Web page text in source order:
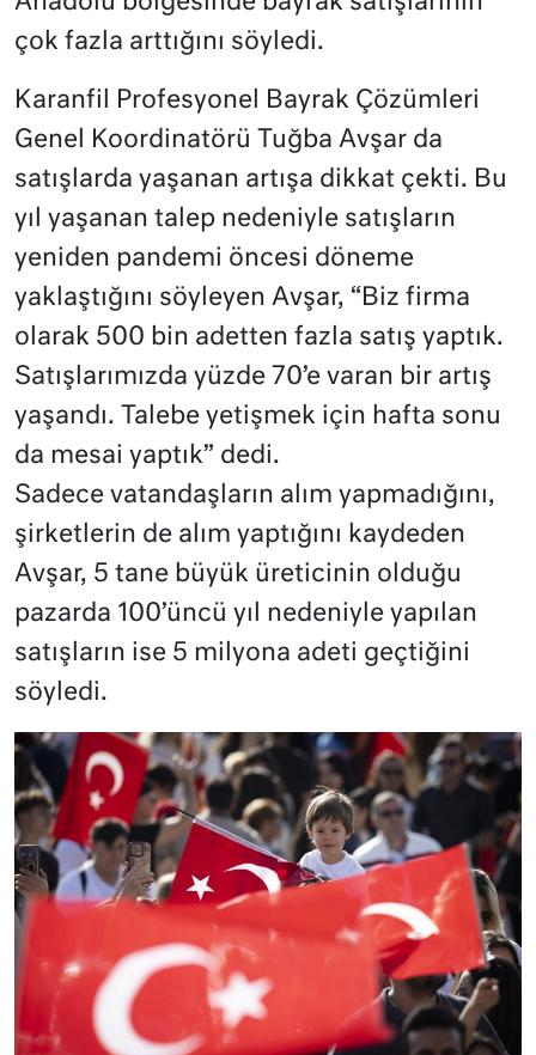
çok fazla arttığını söyledi.
Karanfil Profesyonel Bayrak Çözümleri
Genel Koordinatörü Tuğba Avşar da
satışlarda yaşanan artışa dikkat çekti. Bu
yıl yaşanan talep nedeniyle satışların
yeniden pandemi öncesi döneme
yaklaştığını söyleyen Avşar, “Biz firma
olarak 500 bin adetten fazla satış yaptık.
Satışlarımızda yüzde 70’e varan bir artış
yaşandı. Talebe yetişmek için hafta sonu
da mesai yaptık” dedi.
Sadece vatandaşların alım yapmadığını,
şirketlerin de alım yaptığını kaydeden
Avşar, 5 tane büyük üreticinin olduğu
pazarda 100’üncü yıl nedeniyle yapılan
satışların ise 5 milyona adeti geçtiğini
söyledi.